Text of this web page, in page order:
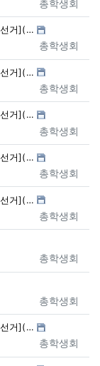
총학생회
선거](…
등록자
총학생회
선거](…
등록자
총학생회
선거](…
등록자
총학생회
선거](…
등록자
총학생회
선거](…
등록자
총학생회
등록자
총학생회
등록자
총학생회
선거](…
등록자
총학생회